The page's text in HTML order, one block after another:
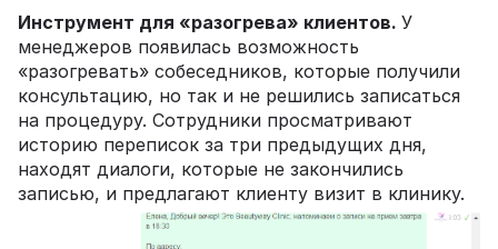
Инструмент для «разогрева» клиентов. У
менеджеров появилась возможность
«разогревать» собеседников, которые получили
консультацию, но так и не решились записаться
на процедуру. Сотрудники просматривают
историю переписок за три предыдущих дня,
находят диалоги, которые не закончились
записью, и предлагают клиенту визит в клинику.